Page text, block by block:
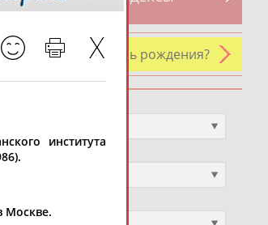
У кого сегодня день рождения?
института
Москве.